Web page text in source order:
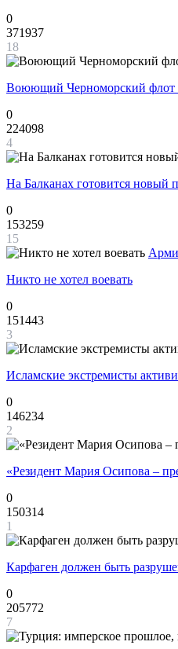
0
371937
18
Воюющий Черноморский флот
0
224098
4
На Балканах готовится новый
0
153259
15
Никто не хотел воевать
0
151443
3
Исламские экстремисты
0
146234
2
«Резидент Мария Осипова –
0
150314
1
Карфаген должен быть
0
205772
7